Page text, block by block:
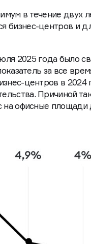
в течение двух
бизнес-центров и
2025 года было
за все
центров в 2024
Причиной
офисные площади